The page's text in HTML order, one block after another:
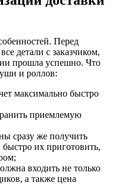
Перед
детали с заказчиком,
прошла успешно. Что
и роллов:
максимально быстро
приемлемую
сразу же получить
их приготовить,
входить не только
а также цена